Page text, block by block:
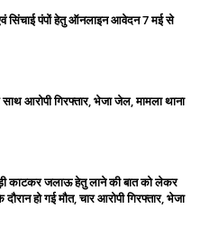
सिंचाई पंपों हेतु ऑनलाइन आवेदन 7 मई से
आरोपी गिरफ्तार, भेजा जेल, मामला थाना
काटकर जलाऊ हेतु लाने की बात को लेकर
हो गई मौत, चार आरोपी गिरफ्तार, भेजा